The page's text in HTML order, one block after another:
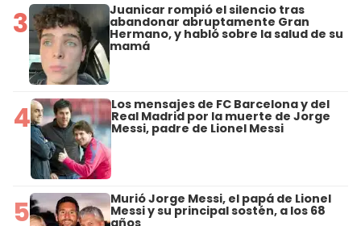
3 Juanicar rompió el silencio tras
abandonar abruptamente Gran
Hermano, y habló sobre la salud de su
mamá
4 Los mensajes de FC Barcelona y del
Real Madrid por la muerte de Jorge
Messi, padre de Lionel Messi
5 Murió Jorge Messi, el papá de Lionel
Messi y su principal sostén, a los 68
años